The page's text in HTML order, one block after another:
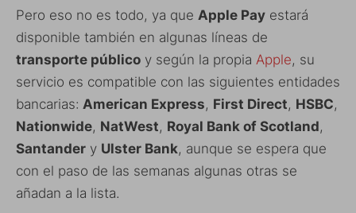
Pero eso no es todo, ya que Apple Pay estará
disponible también en algunas líneas de
transporte público y según la propia Apple, su
servicio es compatible con las siguientes entidades
bancarias: American Express, First Direct, HSBC,
Nationwide, NatWest, Royal Bank of Scotland,
Santander y Ulster Bank, aunque se espera que
con el paso de las semanas algunas otras se
añadan a la lista.